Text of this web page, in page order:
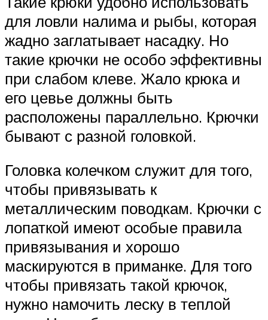
для ловли налима и рыбы, которая
жадно заглатывает насадку. Но
такие крючки не особо эффективны
при слабом клеве. Жало крюка и
его цевье должны быть
расположены параллельно. Крючки
бывают с разной головкой.
Головка колечком служит для того,
чтобы привязывать к
металлическим поводкам. Крючки с
лопаткой имеют особые правила
привязывания и хорошо
маскируются в приманке. Для того
чтобы привязать такой крючок,
нужно намочить леску в теплой